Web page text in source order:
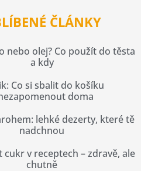
ČLÁNKY
nebo olej? Co použít do těsta
a kdy
Co si sbalit do košíku
doma
lehké dezerty, které tě
nadchnou
cukr v receptech – zdravě, ale
chutně